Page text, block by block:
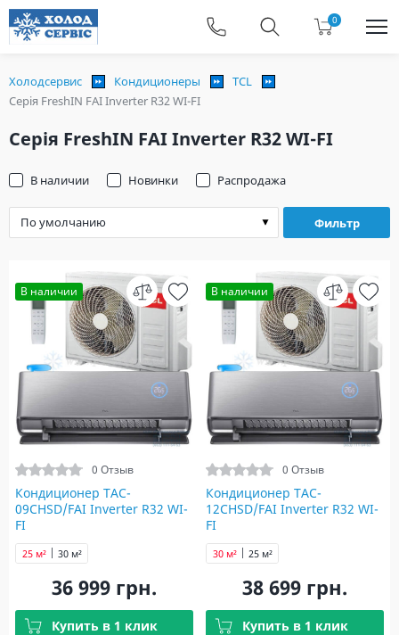
0
Холодсервис Кондиционеры
TCL
Серія FreshIN FAI Inverter R32 WI-FI
Серія FreshIN FAI Inverter R32 WI-FI
Фильтр
В наличии Новинки Распродажа
В наличии
0 Отзыв
Кондиционер TAC-
09CHSD/FAI Inverter R32 WI-
FI
25 м² 30 м²
36 999 грн.
Купить в 1 клик
В наличии
0 Отзыв
Кондиционер TAC-
12CHSD/FAI Inverter R32 WI-
FI
25 м²
30 м²
38 699 грн.
Купить в 1 клик